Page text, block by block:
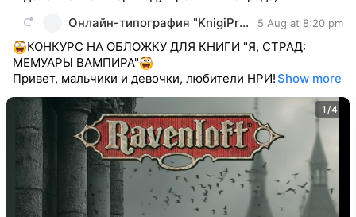
Онлайн-типография "KnigiPrint" (НРИ: D&D и др.)
5 Aug at 8:20 pm
КОНКУРС НА ОБЛОЖКУ ДЛЯ КНИГИ "Я, СТРАД:
МЕМУАРЫ ВАМПИРА"
Привет, мальчики и девочки, любители НРИ!Show more
1/4